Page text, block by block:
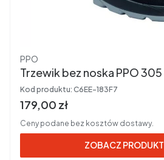
Producent
PPO
Trzewik bez noska PPO 305
Kod produktu: C6EE-183F7
Cena brutto
179,00 zł
Ceny podane bez kosztów dostawy.
ZOBACZ PRODUKT